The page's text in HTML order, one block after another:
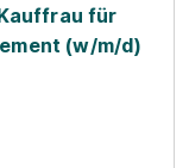
für
(w/m/d)